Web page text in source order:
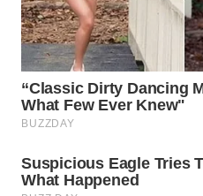
WAHANA
INFRASTRUKTUR
WAHANA
KONSUMEN
LISTRIK